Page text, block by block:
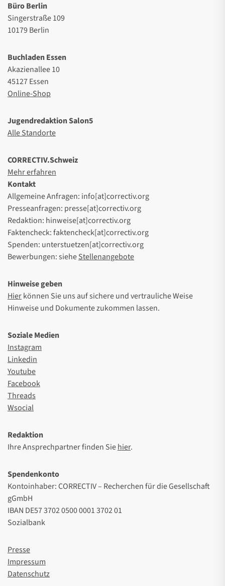
Büro Berlin
Singerstraße 109
10179 Berlin
Buchladen Essen
Akazienallee 10
45127 Essen
Online-Shop
Jugendredaktion Salon5
Alle Standorte
CORRECTIV.Schweiz
Mehr erfahren
Kontakt
Allgemeine Anfragen: info[at]correctiv.org
Presseanfragen: presse[at]correctiv.org
Redaktion: hinweise[at]correctiv.org
Faktencheck: faktencheck[at]correctiv.org
Spenden: unterstuetzen[at]correctiv.org
Bewerbungen: sieheStellenangebote
Hinweise geben
Hierkönnen Sie uns auf sichere und vertrauliche Weise
Hinweise und Dokumente zukommen lassen.
Soziale Medien
Instagram
Linkedin
Youtube
Facebook
Threads
Wsocial
Redaktion
Ihre Ansprechpartner finden Siehier.
Spendenkonto
Kontoinhaber: CORRECTIV – Recherchen für die Gesellschaft
gGmbH
IBAN DE57 3702 0500 0001 3702 01
Sozialbank
Presse
Impressum
Datenschutz